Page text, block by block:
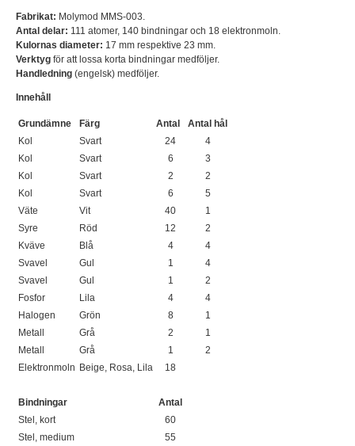
Fabrikat: Molymod MMS-003.
Antal delar: 111 atomer, 140 bindningar och 18 elektronmoln.
Kulornas diameter: 17 mm respektive 23 mm.
Verktyg för att lossa korta bindningar medföljer.
Handledning (engelsk) medföljer.
Innehåll
Grundämne Färg Antal
Antal hål
Kol
Svart 24
4
Kol
Svart 6
3
Kol
Svart 2
2
Kol
Svart 6
5
Väte
Vit 40
1
Syre
Röd 12
2
Kväve
Blå 4
4
Svavel
Gul 1
4
Svavel
Gul 1
2
Fosfor
Lila 4
4
Halogen
Grön 8
1
Metall
Grå 2
1
Metall
Grå 1
2
Elektronmoln Beige, Rosa, Lila 18
Bindningar
Antal
Stel, kort
60
Stel, medium
55